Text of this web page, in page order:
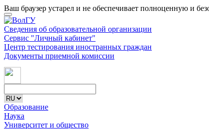
Ваш браузер устарел и не обеспечивает полноценную и
Сведения об образовательной организации
Сервис "Личный кабинет"
Центр тестирования иностранных граждан
Документы приемной комиссии
Образование
Наука
Университет и общество